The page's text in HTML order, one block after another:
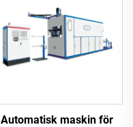
Automatisk maskin för